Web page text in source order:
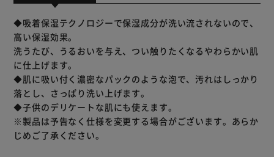
◆吸着保湿テクノロジーで保湿成分が洗い流されないので、
高い保湿効果。
洗うたび、うるおいを与え、つい触りたくなるやわらかい肌
に仕上げます。
◆肌に吸い付く濃密なパックのような泡で、汚れはしっかり
落とし、さっぱり洗い上げます。
◆子供のデリケートな肌にも使えます。
※製品は予告なく仕様を変更する場合がございます。あらか
じめご了承ください。